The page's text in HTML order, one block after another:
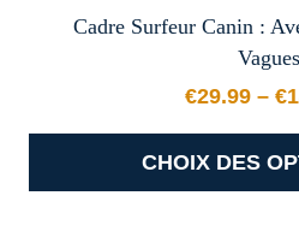
Cadre Surfeur Canin :
Vagues
€29.99 – €
CHOIX DES